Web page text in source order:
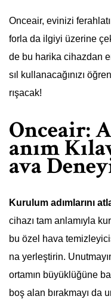
Onceair, evinizi
forla da ilgiyi üzerine
de bu harika cihazdan
sıl kullanacağınızı
rışacak!
Onceair:
anım
ava
Kurulum adımlarını
cihazı tam anlamıyla
bu özel hava
na yerleştirin.
ortamın büyüklüğüne
boş alan bırakmayı da